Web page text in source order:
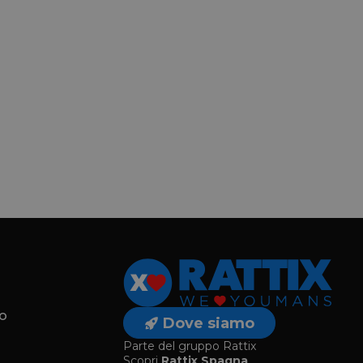
Dove siamo
Parte del gruppo Rattix